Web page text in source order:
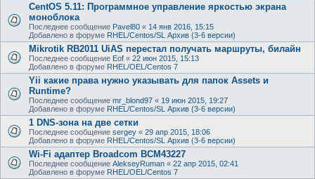
CentOS 5.11: Программное управление яркостью экрана
моноблока
Последнее сообщение Pavel80 « 14 янв 2016, 15:15
Добавлено в форуме RHEL/Centos/SL Архив (3-6 версии)
Mikrotik RB2011 UiAS перестал получать маршруты, билайн
Последнее сообщение Eof « 22 июн 2015, 15:13
Добавлено в форуме RHEL/OEL/Centos 7
Yii какие права нужно указывать для папок Assets и
Runtime?
Последнее сообщение mr_blond97 « 19 июн 2015, 19:27
Добавлено в форуме RHEL/Centos/SL Архив (3-6 версии)
1 DNS-зона на две сетки
Последнее сообщение sergey « 29 апр 2015, 18:06
Добавлено в форуме RHEL/Centos/SL Архив (3-6 версии)
Wi-Fi адаптер Broadcom BCM43227
Последнее сообщение AlekseyRuman « 22 апр 2015, 02:41
Добавлено в форуме RHEL/OEL/Centos 7